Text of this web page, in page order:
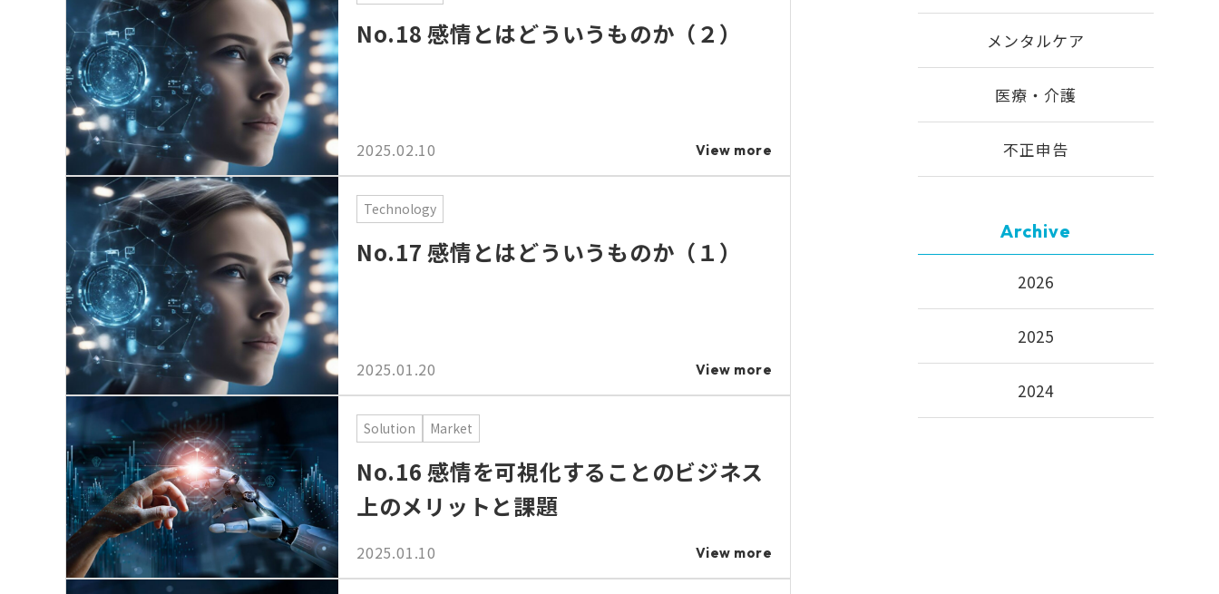
No.18 感情とはどういうものか（２）
2025.02.10 View more
Technology
No.17 感情とはどういうものか（１）
2025.01.20 View more
Solution Market
No.16 感情を可視化することのビジネス
上のメリットと課題
2025.01.10 View more
メンタルケア
医療・介護
不正申告
Archive
2026
2025
2024